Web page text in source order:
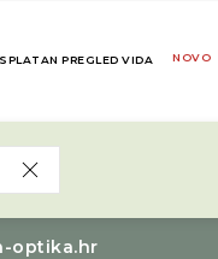
PREGLED VIDA NOVO
optika.hr